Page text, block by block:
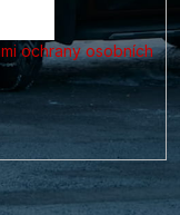
ochrany osobních